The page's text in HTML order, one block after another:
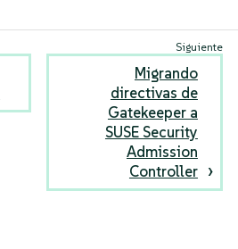
Migrando
directivas de
Gatekeeper a
SUSE Security
Admission
Controller